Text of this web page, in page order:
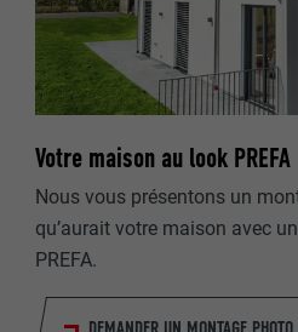
Votre maison au look PREFA
Nous vous présentons un
qu’aurait votre maison avec
PREFA.